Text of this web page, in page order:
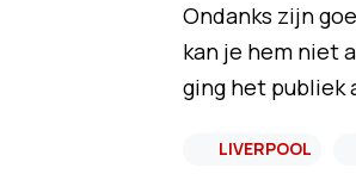
Ondanks zijn
kan je hem niet
ging het publiek
LIVERPOOL